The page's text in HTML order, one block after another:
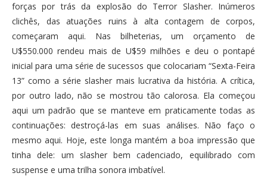
forças por trás da explosão do Terror Slasher. Inúmeros
clichês, das atuações ruins à alta contagem de corpos,
começaram aqui. Nas bilheterias, um orçamento de
U$550.000 rendeu mais de U$59 milhões e deu o pontapé
inicial para uma série de sucessos que colocariam “Sexta-Feira
13” como a série slasher mais lucrativa da história. A crítica,
por outro lado, não se mostrou tão calorosa. Ela começou
aqui um padrão que se manteve em praticamente todas as
continuações: destroçá-las em suas análises. Não faço o
mesmo aqui. Hoje, este longa mantém a boa impressão que
tinha dele: um slasher bem cadenciado, equilibrado com
suspense e uma trilha sonora imbatível.